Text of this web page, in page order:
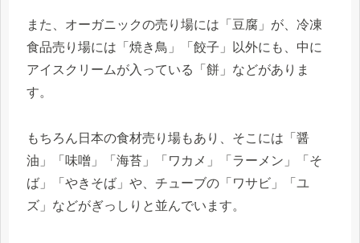
また、オーガニックの売り場には「豆腐」が、冷凍
食品売り場には「焼き鳥」「餃子」以外にも、中に
アイスクリームが入っている「餅」などがありま
す。
もちろん日本の食材売り場もあり、そこには「醤
油」「味噌」「海苔」「ワカメ」「ラーメン」「そ
ば」「やきそば」や、チューブの「ワサビ」「ユ
ズ」などがぎっしりと並んでいます。